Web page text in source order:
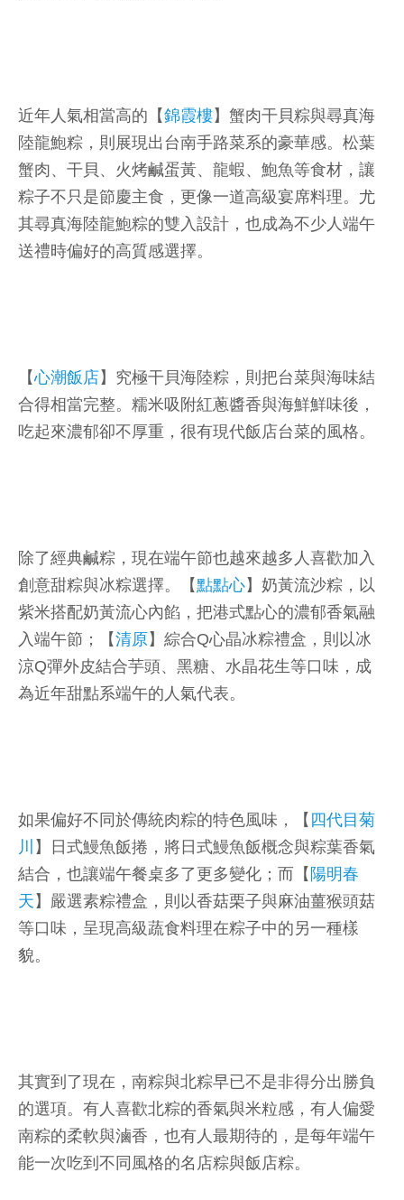
近年人氣相當高的【錦霞樓】蟹肉干貝粽與尋真海
陸龍鮑粽，則展現出台南手路菜系的豪華感。松葉
蟹肉、干貝、火烤鹹蛋黃、龍蝦、鮑魚等食材，讓
粽子不只是節慶主食，更像一道高級宴席料理。尤
其尋真海陸龍鮑粽的雙入設計，也成為不少人端午
送禮時偏好的高質感選擇。
【心潮飯店】究極干貝海陸粽，則把台菜與海味結
合得相當完整。糯米吸附紅蔥醬香與海鮮鮮味後，
吃起來濃郁卻不厚重，很有現代飯店台菜的風格。
除了經典鹹粽，現在端午節也越來越多人喜歡加入
創意甜粽與冰粽選擇。【點點心】奶黃流沙粽，以
紫米搭配奶黃流心內餡，把港式點心的濃郁香氣融
入端午節；【清原 】綜合Q心晶冰粽禮盒，則以冰
涼Q彈外皮結合芋頭、黑糖、水晶花生等口味，成
為近年甜點系端午的人氣代表。
如果偏好不同於傳統肉粽的特色風味，【 四代目菊
川 】日式鰻魚飯捲，將日式鰻魚飯概念與粽葉香氣
結合，也讓端午餐桌多了更多變化；而【 陽明春
天 】嚴選素粽禮盒，則以香菇栗子與麻油薑猴頭菇
等口味，呈現高級蔬食料理在粽子中的另一種樣
貌。
其實到了現在，南粽與北粽早已不是非得分出勝負
的選項。有人喜歡北粽的香氣與米粒感，有人偏愛
南粽的柔軟與滷香，也有人最期待的，是每年端午
能一次吃到不同風格的名店粽與飯店粽。